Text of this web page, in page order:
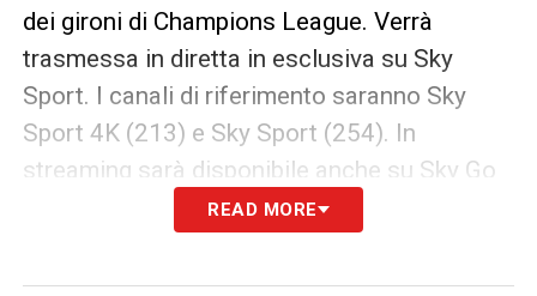
dei gironi di Champions League. Verrà
trasmessa in diretta in esclusiva su Sky
Sport. I canali di riferimento saranno Sky
Sport 4K (213) e Sky Sport (254). In
streaming sarà disponibile anche su Sky Go
LA PLAYLIST DELLE NOSTRE TOP NEWS
READ MORE